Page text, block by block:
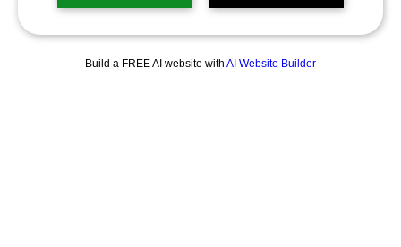
Build a FREE AI website with AI Website Builder